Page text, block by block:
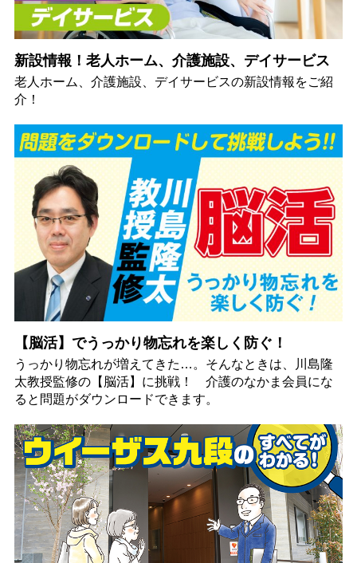
新設情報！老人ホーム、介護施設、デイサービス
老人ホーム、介護施設、デイサービスの新設情報をご紹
介！
【脳活】でうっかり物忘れを楽しく防ぐ！
うっかり物忘れが増えてきた…。そんなときは、川島隆
太教授監修の【脳活】に挑戦！ 介護のなかま会員にな
ると問題がダウンロードできます。